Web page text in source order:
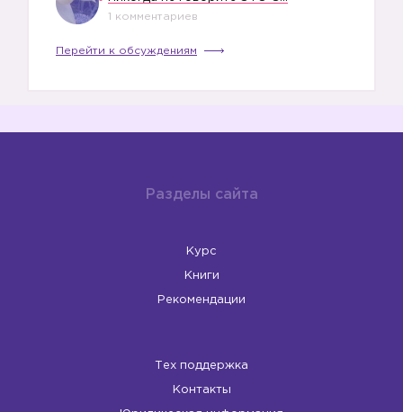
1 комментариев
Перейти к обсуждениям
Разделы сайта
Курс
Книги
Рекомендации
Тех поддержка
Контакты